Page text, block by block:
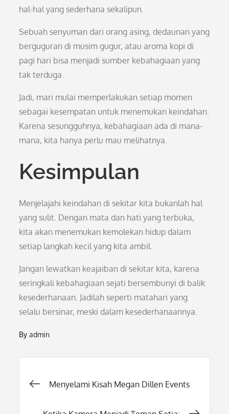
hal-hal yang sederhana sekalipun.
Sebuah senyuman dari orang asing, dedaunan yang
berguguran di musim gugur, atau aroma kopi di
pagi hari bisa menjadi sumber kebahagiaan yang
tak terduga.
Jadi, mari mulai memperlakukan setiap momen
sebagai kesempatan untuk menemukan keindahan.
Karena sesungguhnya, kebahagiaan ada di mana-
mana, kita hanya perlu mau melihatnya.
Kesimpulan
Menjelajahi keindahan di sekitar kita bukanlah hal
yang sulit. Dengan mata dan hati yang terbuka,
kita akan menemukan kemolekan hidup dalam
setiap langkah kecil yang kita ambil.
Jangan lewatkan keajaiban di sekitar kita, karena
seringkali kebahagiaan sejati bersembunyi di balik
kesederhanaan. Jadilah seperti matahari yang
selalu bersinar, meski dalam kesederhanaannya.
Byadmin
Post
Menyelami Kisah Megan Dillen Events